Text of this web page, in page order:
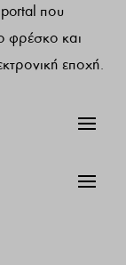
portal που
φρέσκο και
εποχή.